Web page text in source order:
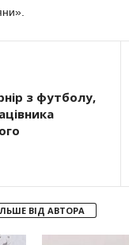
з футболу,
ВІД АВТОРА